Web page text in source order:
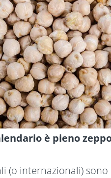
è pieno
(o internazionali)